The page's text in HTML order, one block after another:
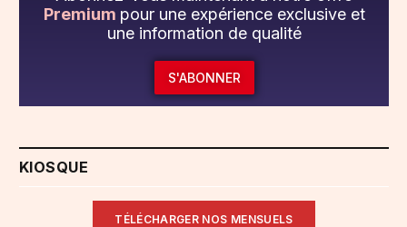
Premium pour une expérience exclusive et
une information de qualité
S'ABONNER
KIOSQUE
TÉLÉCHARGER NOS MENSUELS